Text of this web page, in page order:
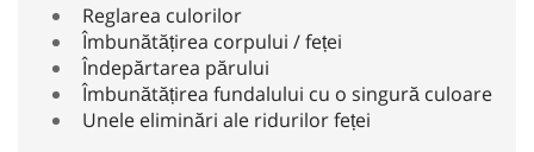
Reglarea culorilor
Îmbunătățirea corpului / feței
Îndepărtarea părului
Îmbunătățirea fundalului cu o singură culoare
Unele eliminări ale ridurilor feței